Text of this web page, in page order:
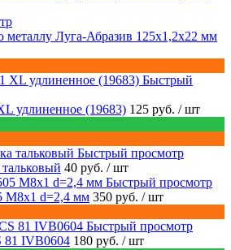
металлу Луга-Абразив 125x1,2x22 мм
Быстрый
удлиненное (19683) 125 руб. / шт
Быстрый просмотр
40 руб. / шт
Быстрый просмотр
М8х1 d=2,4 мм 350 руб. / шт
Быстрый просмотр
81 IVB0604 180 руб. / шт